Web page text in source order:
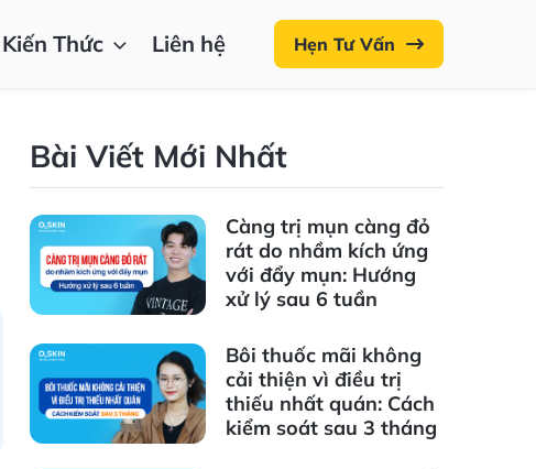
Kiến Thức Liên hệ Hẹn Tư Vấn
Bài Viết Mới Nhất
Càng trị mụn càng đỏ
rát do nhầm kích ứng
với đẩy mụn: Hướng
xử lý sau 6 tuần
Bôi thuốc mãi không
cải thiện vì điều trị
thiếu nhất quán: Cách
kiểm soát sau 3 tháng